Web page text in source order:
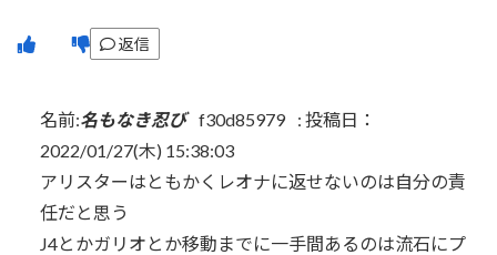
返信
名前:名もなき忍び f30d85979 : 投稿日：
2022/01/27(木) 15:38:03
アリスターはともかくレオナに返せないのは自分の責
任だと思う
J4とかガリオとか移動までに一手間あるのは流石にプ